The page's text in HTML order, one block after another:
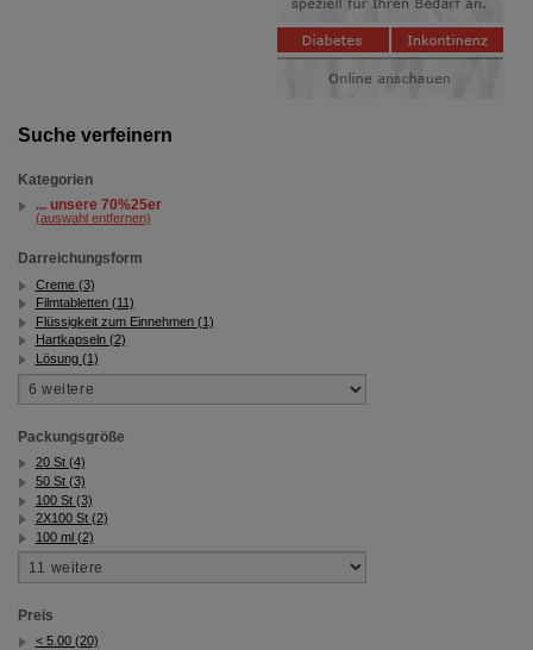
Suche verfeinern
Kategorien
... unsere 70%25er
(auswahl entfernen)
Darreichungsform
Creme (3)
Filmtabletten (11)
Flüssigkeit zum Einnehmen (1)
Hartkapseln (2)
Lösung (1)
Packungsgröße
20 St (4)
50 St (3)
100 St (3)
2X100 St (2)
100 ml (2)
Preis
< 5.00 (20)